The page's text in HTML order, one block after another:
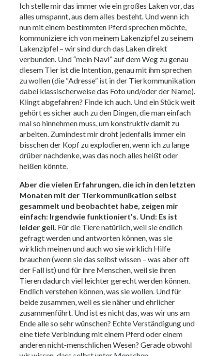
Ich stelle mir das immer wie ein großes Laken vor, das
alles umspannt, aus dem alles besteht. Und wenn ich
nun mit einem bestimmten Pferd sprechen möchte,
kommuniziere ich von meinem Lakenzipfel zu seinem
Lakenzipfel – wir sind durch das Laken direkt
verbunden. Und “mein Navi” auf dem Weg zu genau
diesem Tier ist die Intention, genau mit ihm sprechen
zu wollen (die “Adresse” ist in der Tierkommunikation
dabei klassischerweise das Foto und/oder der Name).
Klingt abgefahren? Finde ich auch. Und ein Stück weit
gehört es sicher auch zu den Dingen, die man einfach
mal so hinnehmen muss, um konstruktiv damit zu
arbeiten. Zumindest mir droht jedenfalls immer ein
bisschen der Kopf zu explodieren, wenn ich zu lange
drüber nachdenke, was das noch alles heißt oder
heißen könnte.
Aber die vielen Erfahrungen, die ich in den letzten
Monaten mit der Tierkommunikation selbst
gesammelt und beobachtet habe, zeigen mir
einfach: Irgendwie funktioniert’s. Und: Es ist
leider geil. Für die Tiere natürlich, weil sie endlich
gefragt werden und antworten können, was sie
wirklich meinen und auch wo sie wirklich Hilfe
brauchen (wenn sie das selbst wissen – was aber oft
der Fall ist) und für ihre Menschen, weil sie ihren
Tieren dadurch viel leichter gerecht werden können.
Endlich verstehen können, was sie wollen. Und für
beide zusammen, weil es sie näher und ehrlicher
zusammenführt. Und ist es nicht das, was wir uns am
Ende alle so sehr wünschen? Echte Verständigung und
eine tiefe Verbindung mit einem Pferd oder einem
anderen nicht-menschlichen Wesen? Gerade obwohl